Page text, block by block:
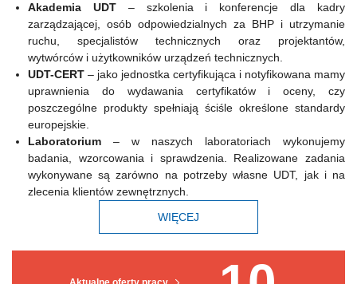
Akademia UDT– szkolenia i konferencje dla kadry
zarządzającej, osób odpowiedzialnych za BHP i utrzymanie
ruchu, specjalistów technicznych oraz projektantów,
wytwórców i użytkowników urządzeń technicznych.
UDT-CERT – jako jednostka certyfikująca i notyfikowana mamy
uprawnienia do wydawania certyfikatów i oceny, czy
poszczególne produkty spełniają ściśle określone standardy
europejskie.
Laboratorium – w naszych laboratoriach wykonujemy
badania, wzorcowania i sprawdzenia. Realizowane zadania
wykonywane są zarówno na potrzeby własne UDT, jak i na
zlecenia klientów zewnętrznych.
WIĘCEJ